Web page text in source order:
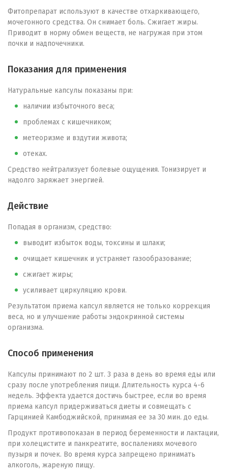
Фитопрепарат используют в качестве отхаркивающего,
мочегонного средства. Он снимает боль. Сжигает жиры.
Приводит в норму обмен веществ, не нагружая при этом
почки и надпочечники.
Показания для применения
Натуральные капсулы показаны при:
наличии избыточного веса;
проблемах с кишечником;
метеоризме и вздутии живота;
отеках.
Средство нейтрализует болевые ощущения. Тонизирует и
надолго заряжает энергией.
Действие
Попадая в организм, средство:
выводит избыток воды, токсины и шлаки;
очищает кишечник и устраняет газообразование;
сжигает жиры;
усиливает циркуляцию крови.
Результатом приема капсул является не только коррекция
веса, но и улучшение работы эндокринной системы
организма.
Способ применения
Капсулы принимают по 2 шт. 3 раза в день во время еды или
сразу после употребления пищи. Длительность курса 4-6
недель. Эффекта удается достичь быстрее, если во время
приема капсул придерживаться диеты и совмещать с
Гарцинией Камбоджийской, принимая ее за 30 мин. до еды.
Продукт противопоказан в период беременности и лактации,
при холецистите и панкреатите, воспалениях мочевого
пузыря и почек. Во время курса запрещено принимать
алкоголь, жареную пищу.